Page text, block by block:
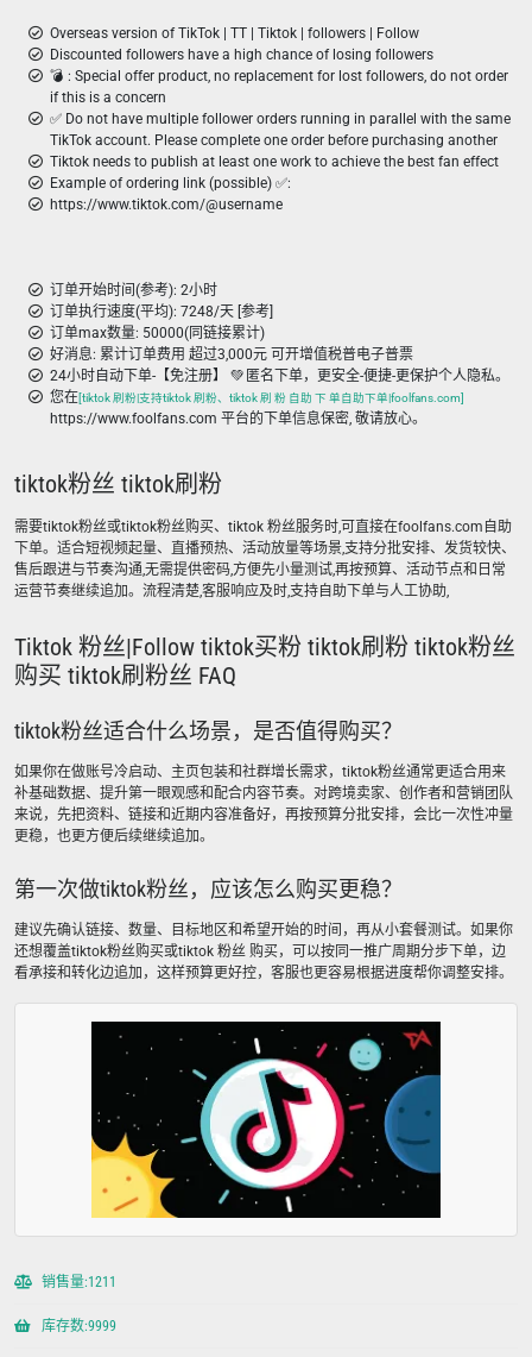
Overseas version of TikTok | TT | Tiktok | followers | Follow
Discounted followers have a high chance of losing followers
💣 ︎: Special offer product, no replacement for lost followers, do not order
if this is a concern
✅ Do not have multiple follower orders running in parallel with the same
TikTok account. Please complete one order before purchasing another
Tiktok needs to publish at least one work to achieve the best fan effect
Example of ordering link (possible) ✅:
https://www.tiktok.com/@username
订单开始时间(参考): 2小时
订单执行速度(平均): 7248/天 [参考]
订单max数量: 50000(同链接累计)
好消息: 累计订单费用 超过3,000元 可开增值税普电子普票
24小时自动下单-【免注册】 💚 匿名下单，更安全-便捷-更保护个人隐私。
您在[tiktok 刷粉|支持tiktok 刷粉、tiktok 刷 粉 自助 下 单自助下单|foolfans.com]
https://www.foolfans.com 平台的下单信息保密, 敬请放心。
tiktok粉丝 tiktok刷粉
需要tiktok粉丝或tiktok粉丝购买、tiktok 粉丝服务时,可直接在foolfans.com自助
下单。适合短视频起量、直播预热、活动放量等场景,支持分批安排、发货较快、
售后跟进与节奏沟通,无需提供密码,方便先小量测试,再按预算、活动节点和日常
运营节奏继续追加。流程清楚,客服响应及时,支持自助下单与人工协助,
Tiktok 粉丝|Follow tiktok买粉 tiktok刷粉 tiktok粉丝
购买 tiktok刷粉丝 FAQ
tiktok粉丝适合什么场景，是否值得购买？
如果你在做账号冷启动、主页包装和社群增长需求，tiktok粉丝通常更适合用来
补基础数据、提升第一眼观感和配合内容节奏。对跨境卖家、创作者和营销团队
来说，先把资料、链接和近期内容准备好，再按预算分批安排，会比一次性冲量
更稳，也更方便后续继续追加。
第一次做tiktok粉丝，应该怎么购买更稳？
建议先确认链接、数量、目标地区和希望开始的时间，再从小套餐测试。如果你
还想覆盖tiktok粉丝购买或tiktok 粉丝 购买，可以按同一推广周期分步下单，边
看承接和转化边追加，这样预算更好控，客服也更容易根据进度帮你调整安排。
销售量:1211
库存数:9999